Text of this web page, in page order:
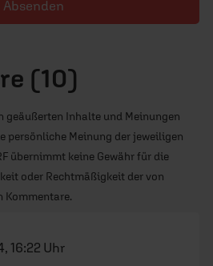
Absenden
(10)
geäußerten Inhalte und Meinungen
persönliche Meinung der jeweiligen
übernimmt keine Gewähr für die
oder Rechtmäßigkeit der von
Kommentare.
16:22 Uhr